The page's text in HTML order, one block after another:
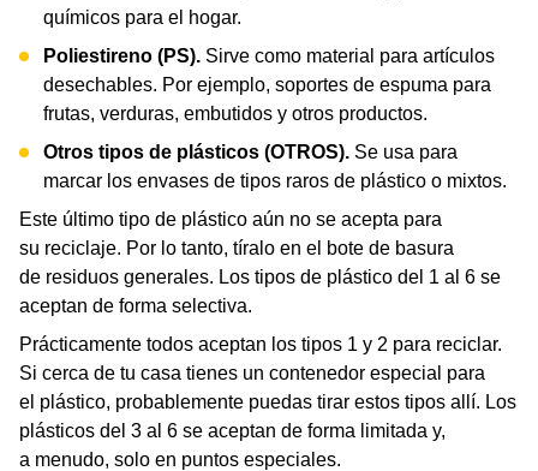
químicos para el hogar.
Poliestireno (PS). Sirve como material para artículos
desechables. Por ejemplo, soportes de espuma para
frutas, verduras, embutidos y otros productos.
Otros tipos de plásticos (OTROS). Se usa para
marcar los envases de tipos raros de plástico o mixtos.
Este último tipo de plástico aún no se acepta para
su reciclaje. Por lo tanto, tíralo en el bote de basura
de residuos generales. Los tipos de plástico del 1 al 6 se
aceptan de forma selectiva.
Prácticamente todos aceptan los tipos 1 y 2 para reciclar.
Si cerca de tu casa tienes un contenedor especial para
el plástico, probablemente puedas tirar estos tipos allí. Los
plásticos del 3 al 6 se aceptan de forma limitada y,
a menudo, solo en puntos especiales.